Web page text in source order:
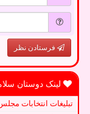
فرستادن نظر
لینک دوستان
تبلیغات انتخابات